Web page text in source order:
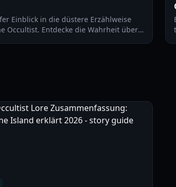
Einblick in die düstere Erzählweise
Occultist. Entdecke die Wahrheit über